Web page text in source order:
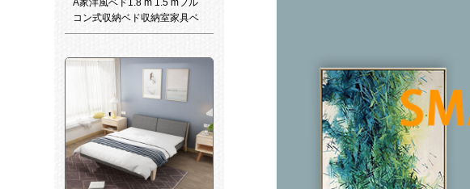
コン式収納ベド収納室家具ベ
トド（白）1.5 m収納ベド